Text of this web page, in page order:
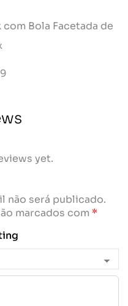
Bola Facetada de
yet.
não será publicado.
marcados com *